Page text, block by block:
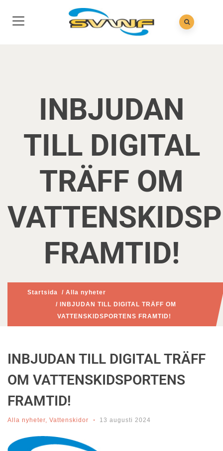
INBJUDAN
TILL DIGITAL
TRÄFF OM
FRAMTID!
Startsida / Alla nyheter
/ INBJUDAN TILL DIGITAL TRÄFF OM
VATTENSKIDSPORTENS FRAMTID!
INBJUDAN TILL DIGITAL TRÄFF
OM VATTENSKIDSPORTENS
FRAMTID!
Alla nyheter, Vattenskidor 13 augusti 2024